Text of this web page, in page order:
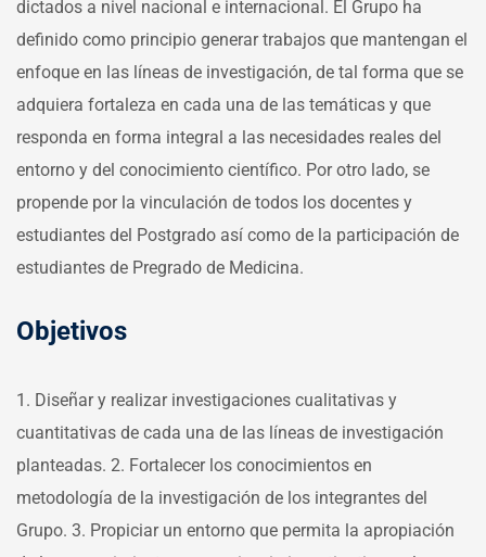
dictados a nivel nacional e internacional. El Grupo ha
definido como principio generar trabajos que mantengan el
enfoque en las líneas de investigación, de tal forma que se
adquiera fortaleza en cada una de las temáticas y que
responda en forma integral a las necesidades reales del
entorno y del conocimiento científico. Por otro lado, se
propende por la vinculación de todos los docentes y
estudiantes del Postgrado así como de la participación de
estudiantes de Pregrado de Medicina.
Objetivos
1. Diseñar y realizar investigaciones cualitativas y
cuantitativas de cada una de las líneas de investigación
planteadas. 2. Fortalecer los conocimientos en
metodología de la investigación de los integrantes del
Grupo. 3. Propiciar un entorno que permita la apropiación